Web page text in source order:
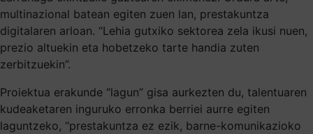
multinazional batean egiten zuen lan, prestakuntza
digitalaren arloan. “Lehia gutxiko sektorea zela ikusi nuen,
prezio altuekin eta hobetzeko tarte handia zuten
zerbitzuekin”.
Proiektua erakunde “lagun” gisa aurkezten du, talentuaren
kudeaketaren inguruko erronka berriei aurre egiten
laguntzeko, “prestakuntza ez ezik, barne-komunikazioko